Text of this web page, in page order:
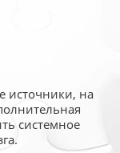
источники, на
системное